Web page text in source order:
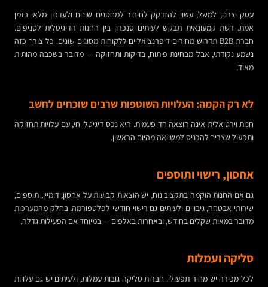
עסק יצרני, למשל, עשוי להזדקק לחיבור למחסנים שונים ולעדכון מלאי בזמן
אמת. רשת קמעונאית תבקש לעיתים סנכרון בין החנות הדיגיטלית לסניפים.
חברת B2B תדרוש מחירים דיפרנציאליים ללקוחות מסוגים שונים. כל צורך כזה
נשמע נקודתי, אבל מבחינת פיתוח, בדיקות ותחזוקה — מדובר בשכבה מהותית
מאוד.
לא רק הקמה: העלויות השוטפות שרבים שוכחים לחשב
חנות וירטואלית אינה הוצאה חד-פעמית. היא נכס דיגיטלי חי, עם עלויות תחזוקה
ותפעול שצריך להכניס למשוואה מהיום הראשון.
אחסון, רישוי ותוספים
גם אם החנות הוקמה בתקציב נוח, יש הוצאות קבועות על אחסון, דומיין, תוספים,
שירותי אבטחה, גיבויים ולעיתים גם רישוי חודשי לפלטפורמה. בחלק מהמערכות
מדובר במאות שקלים בחודש, ובאחרות באלפים — במיוחד אם הפעילות גדלה.
סליקה ועמלות
לכל מכירה יש מחיר תפעולי. חברות סליקה גובות עמלות, ולעיתים יש גם עלויות